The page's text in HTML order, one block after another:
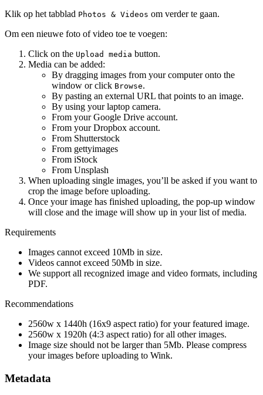
Klik op het tabblad Photos & Videos om verder te gaan.
Om een nieuwe foto of video toe te voegen:
Click on the Upload media button.
Media can be added:
By dragging images from your computer onto the
window or click Browse.
By pasting an external URL that points to an image.
By using your laptop camera.
From your Google Drive account.
From your Dropbox account.
From Shutterstock
From gettyimages
From iStock
From Unsplash
When uploading single images, you’ll be asked if you want to
crop the image before uploading.
Once your image has finished uploading, the pop-up window
will close and the image will show up in your list of media.
Requirements
Images cannot exceed 10Mb in size.
Videos cannot exceed 50Mb in size.
We support all recognized image and video formats, including
PDF.
Recommendations
2560w x 1440h (16x9 aspect ratio) for your featured image.
2560w x 1920h (4:3 aspect ratio) for all other images.
Image size should not be larger than 5Mb. Please compress
your images before uploading to Wink.
Metadata